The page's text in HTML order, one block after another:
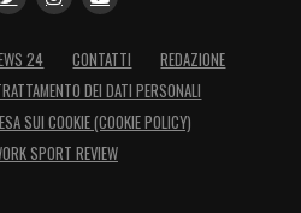
24 CONTATTI
REDAZIONE
DEI DATI PERSONALI
SUI COOKIE (COOKIE POLICY)
SPORT REVIEW